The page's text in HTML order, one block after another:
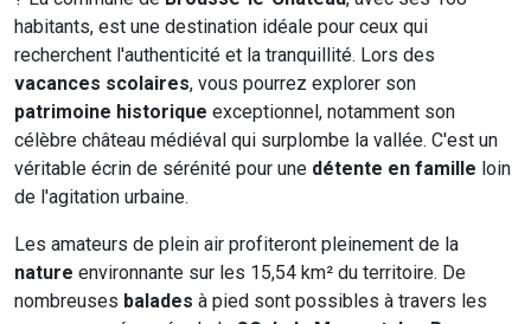
habitants, est une destination idéale pour ceux qui
recherchent l'authenticité et la tranquillité. Lors des
vacances scolaires, vous pourrez explorer son
patrimoine historique exceptionnel, notamment son
célèbre château médiéval qui surplombe la vallée. C'est un
véritable écrin de sérénité pour une détente en famille loin
de l'agitation urbaine.
Les amateurs de plein air profiteront pleinement de la
nature environnante sur les 15,54 km² du territoire. De
nombreuses balades à pied sont possibles à travers les